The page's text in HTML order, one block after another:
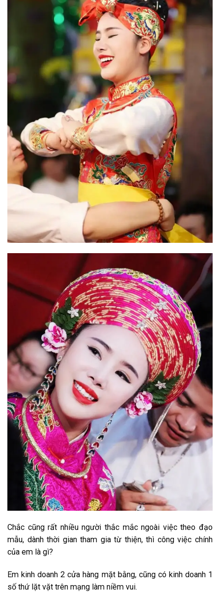
Chắc cũng rất nhiều người thắc mắc ngoài việc theo đạo
mẫu, dành thời gian tham gia từ thiện, thì công việc chính
của em là gì?
Em kinh doanh 2 cửa hàng mặt bằng, cũng có kinh doanh 1
số thứ lặt vặt trên mạng làm niềm vui.